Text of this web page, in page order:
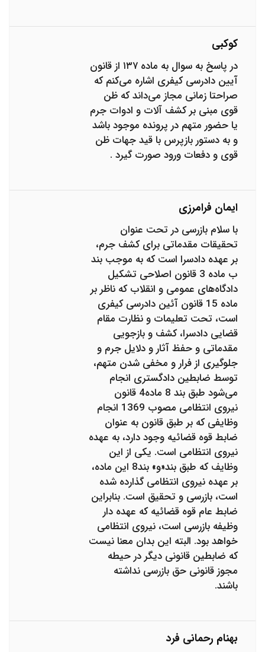
کوکبی
در پاسخ به سوال به ماده ۱۳۷ از قانون
آیین دادرسی کیفری اشاره می‌کنم که
صراحتا زمانی مجاز می‌داند که ظن
قوی مبنی بر کشف آلات و ادوات جرم
یا حضور متهم در پرونده موجود باشد
و به دستور بازپرس با قید جهات ظن
قوی و دفعات ورود صورت گیرد .
ایمان فرامرزی
با سلام بازرسی در تحت عنوان
تحقیقات مقدماتی برای کشف جرم،
بر عهده دادسرا است که به موجب بند
ب ماده 3 قانون اصلاحی تشکیل
دادگاه‌های عمومی و انقلاب که ناظر بر
ماده 15 قانون آئین دادرسی کیفری
است، تحت تعلیمات و نظارت مقام
قضایی دادسرا، کشف و بازجویی
مقدماتی و حفظ آثار و دلایل جرم و
جلوگیری از فرار و مخفی شدن متهم،
توسط ضابطین دادگستری انجام
می‌شود طبق بند 8 ماده4 قانون
نیروی انتظامی مصوب 1369 انجام
وظایفی که بر طبق قانون به عنوان
ضابط قوه قضائیه وجود دارد، به عهده
نیروی انتظامی است. یکی از این
وظایف که طبق بند«و» بند8 این ماده،
بر عهده نیروی انتظامی گذارده شده
است، بازرسی و تحقیق است. بنابراین
ضابط عام قوه قضائیه که عهده دار
وظیفه بازرسی است، نیروی انتظامی
خواهد بود. البته این بدان معنا نیست
که ضابطین قانونی دیگر در حیطه
مجوز قانونی حق بازرسی نداشته
باشند.
بهنام رحمانی فرد